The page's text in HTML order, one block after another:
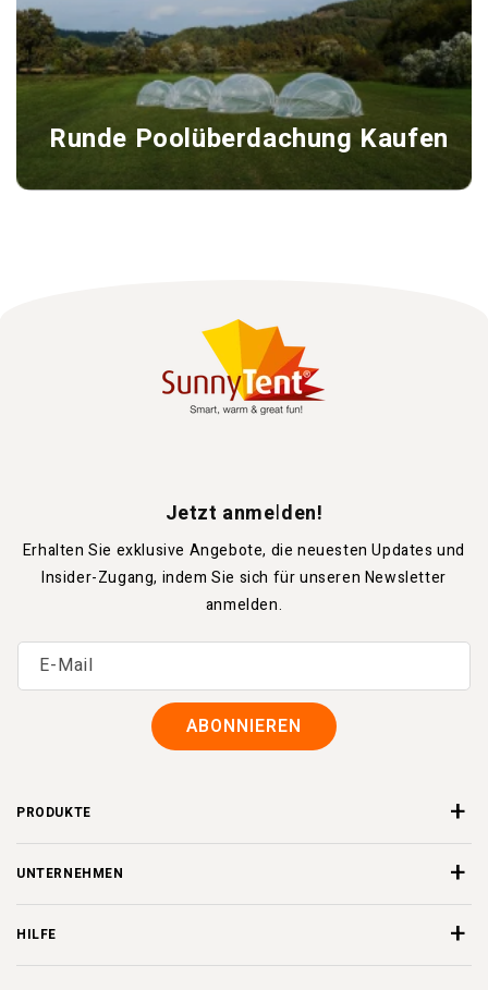
Runde Poolüberdachung Kaufen
Jetzt anmelden!
Erhalten Sie exklusive Angebote, die neuesten Updates und
Insider-Zugang, indem Sie sich für unseren Newsletter
anmelden.
E-Mail
ABONNIEREN
PRODUKTE
UNTERNEHMEN
HILFE